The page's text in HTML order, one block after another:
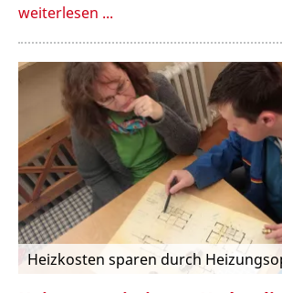
weiterlesen ...
Heizkosten sparen durch